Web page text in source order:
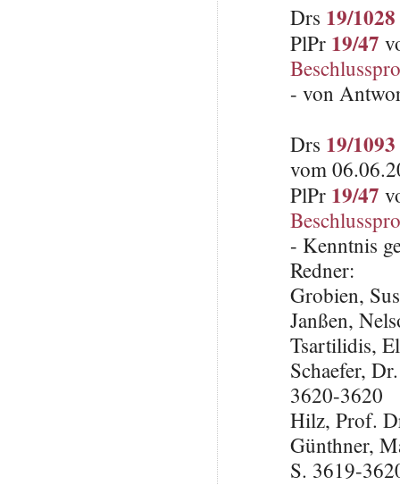
Drs 19/1028
PlPr 19/47
- von
Drs 19/1093
vom
PlPr 19/47
- Kenntnis
Redner:
Grobien,
Janßen,
Tsartilidis,
Schaefer,
3620-3620
Hilz, Prof.
Günthner,
S. 3619-